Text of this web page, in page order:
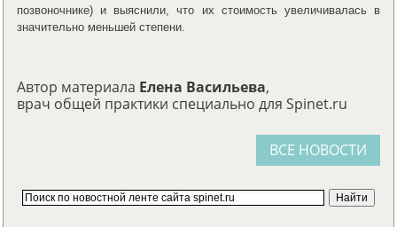
позвоночнике) и выяснили, что их стоимость увеличивалась в
значительно меньшей степени.
Автор материала Елена Васильева,
врач общей практики специально для Spinet.ru
ВСЕ НОВОСТИ